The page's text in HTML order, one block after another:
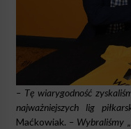
– Tę wiarygodność
najważniejszych lig
Maćkowiak. – Wybraliśmy